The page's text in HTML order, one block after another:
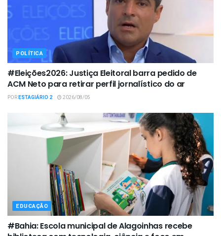
POLÍTICA
#Eleições2026: Justiça Eleitoral barra pedido de
ACM Neto para retirar perfil jornalístico do ar
PORESTAGIÁRIO 2 2026/08/05
EDUCAÇÃO
#Bahia: Escola municipal de Alagoinhas recebe